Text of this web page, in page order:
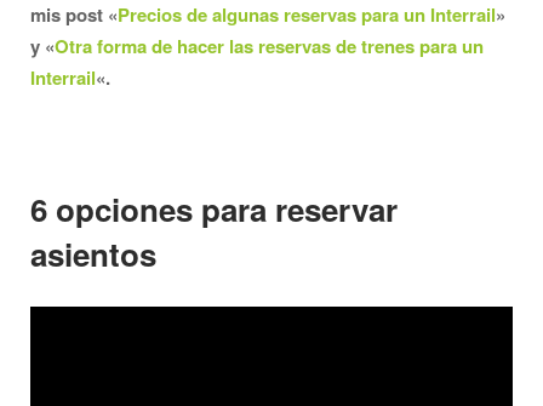
mis post «Precios de algunas reservas para un Interrail»
y «Otra forma de hacer las reservas de trenes para un
Interrail«.
6 opciones para reservar
asientos